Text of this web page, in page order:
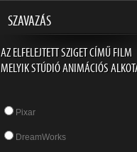
SZAVAZÁS
AZ ELFELEJTETT SZIGET CÍMŰ FILM
MELYIK STÚDIÓ ANIMÁCIÓS
Pixar
DreamWorks